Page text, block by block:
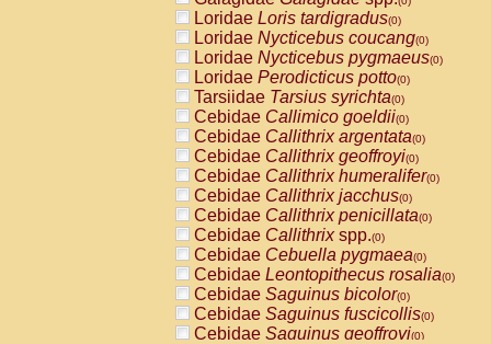
Loridae Loris tardigradus(0)
Loridae Nycticebus coucang(0)
Loridae Nycticebus pygmaeus(0)
Loridae Perodicticus potto(0)
Tarsiidae Tarsius syrichta(0)
Cebidae Callimico goeldii(0)
Cebidae Callithrix argentata(0)
Cebidae Callithrix geoffroyi(0)
Cebidae Callithrix humeralifer(0)
Cebidae Callithrix jacchus(0)
Cebidae Callithrix penicillata(0)
Cebidae Callithrixspp.(0)
Cebidae Cebuella pygmaea(0)
Cebidae Leontopithecus rosalia(0)
Cebidae Saguinus bicolor(0)
Cebidae Saguinus fuscicollis(0)
Cebidae Saguinus geoffroyi(0)